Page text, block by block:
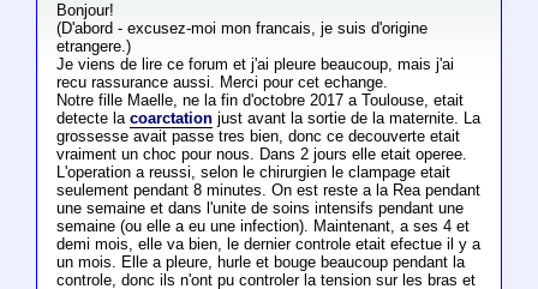
Bonjour!
(D'abord - excusez-moi mon francais, je suis d'origine
etrangere.)
Je viens de lire ce forum et j'ai pleure beaucoup, mais j'ai
recu rassurance aussi. Merci pour cet echange.
Notre fille Maelle, ne la fin d'octobre 2017 a Toulouse, etait
detecte la coarctationjust avant la sortie de la maternite. La
grossesse avait passe tres bien, donc ce decouverte etait
vraiment un choc pour nous. Dans 2 jours elle etait operee.
L'operation a reussi, selon le chirurgien le clampage etait
seulement pendant 8 minutes. On est reste a la Rea pendant
une semaine et dans l'unite de soins intensifs pendant une
semaine (ou elle a eu une infection). Maintenant, a ses 4 et
demi mois, elle va bien, le dernier controle etait efectue il y a
un mois. Elle a pleure, hurle et bouge beaucoup pendant la
controle, donc ils n'ont pu controler la tension sur les bras et